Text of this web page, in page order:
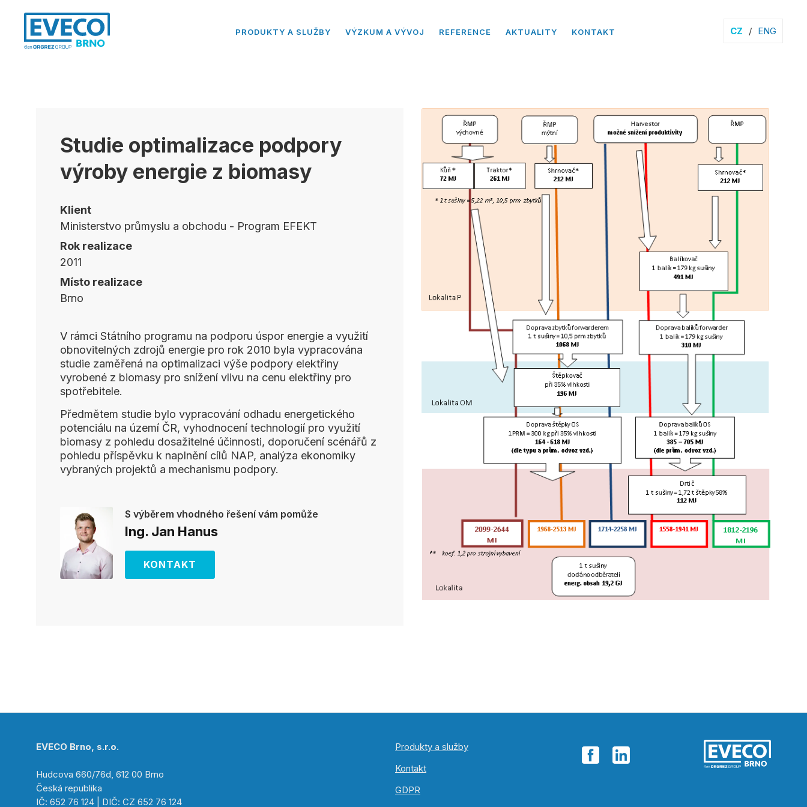
PRODUKTY A SLUŽBY VÝZKUM A VÝVOJ REFERENCE AKTUALITY KONTAKT CZ / ENG
Studie optimalizace podpory
výroby energie z biomasy
Klient
Ministerstvo průmyslu a obchodu - Program EFEKT
Rok realizace
2011
Místo realizace
Brno
V rámci Státního programu na podporu úspor energie a využití
obnovitelných zdrojů energie pro rok 2010 byla vypracována
studie zaměřená na optimalizaci výše podpory elektřiny
vyrobené z biomasy pro snížení vlivu na cenu elektřiny pro
spotřebitele.
Předmětem studie bylo vypracování odhadu energetického
potenciálu na území ČR, vyhodnocení technologií pro využití
biomasy z pohledu dosažitelné účinnosti, doporučení scénářů z
pohledu příspěvku k naplnění cílů NAP, analýza ekonomiky
vybraných projektů a mechanismu podpory.
S výběrem vhodného řešení vám pomůže
Ing. Jan Hanus
KONTAKT
EVECO Brno, s.r.o.
Hudcova 660/76d, 612 00 Brno
Česká republika
IČ: 652 76 124 | DIČ: CZ 652 76 124
Produkty a služby
Kontakt
GDPR